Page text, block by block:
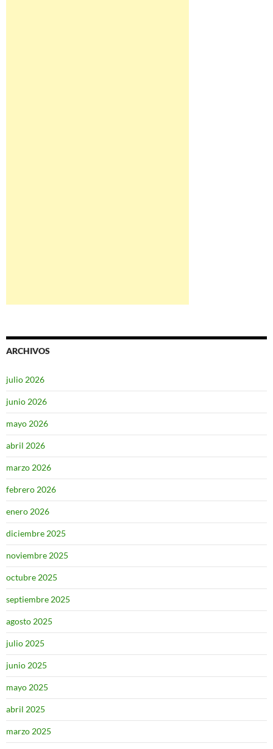
ARCHIVOS
julio 2026
junio 2026
mayo 2026
abril 2026
marzo 2026
febrero 2026
enero 2026
diciembre 2025
noviembre 2025
octubre 2025
septiembre 2025
agosto 2025
julio 2025
junio 2025
mayo 2025
abril 2025
marzo 2025